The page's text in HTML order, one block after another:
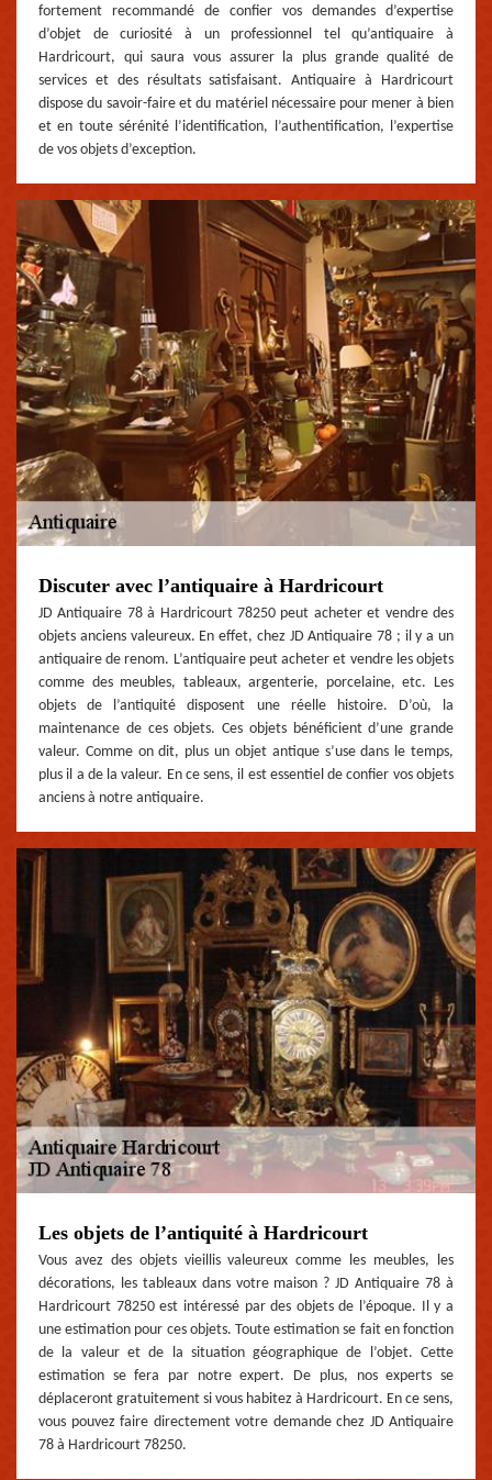
fortement recommandé de confier vos demandes d’expertise
d’objet de curiosité à un professionnel tel qu’antiquaire à
Hardricourt, qui saura vous assurer la plus grande qualité de
services et des résultats satisfaisant. Antiquaire à Hardricourt
dispose du savoir-faire et du matériel nécessaire pour mener à bien
et en toute sérénité l’identification, l’authentification, l’expertise
de vos objets d’exception.
Discuter avec l’antiquaire à Hardricourt
JD Antiquaire 78 à Hardricourt 78250 peut acheter et vendre des
objets anciens valeureux. En effet, chez JD Antiquaire 78 ; il y a un
antiquaire de renom. L’antiquaire peut acheter et vendre les objets
comme des meubles, tableaux, argenterie, porcelaine, etc. Les
objets de l’antiquité disposent une réelle histoire. D’où, la
maintenance de ces objets. Ces objets bénéficient d’une grande
valeur. Comme on dit, plus un objet antique s’use dans le temps,
plus il a de la valeur. En ce sens, il est essentiel de confier vos objets
anciens à notre antiquaire.
Les objets de l’antiquité à Hardricourt
Vous avez des objets vieillis valeureux comme les meubles, les
décorations, les tableaux dans votre maison ? JD Antiquaire 78 à
Hardricourt 78250 est intéressé par des objets de l’époque. Il y a
une estimation pour ces objets. Toute estimation se fait en fonction
de la valeur et de la situation géographique de l’objet. Cette
estimation se fera par notre expert. De plus, nos experts se
déplaceront gratuitement si vous habitez à Hardricourt. En ce sens,
vous pouvez faire directement votre demande chez JD Antiquaire
78 à Hardricourt 78250.